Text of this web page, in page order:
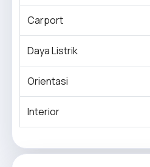
Carport
Daya Listrik
Orientasi
Interior